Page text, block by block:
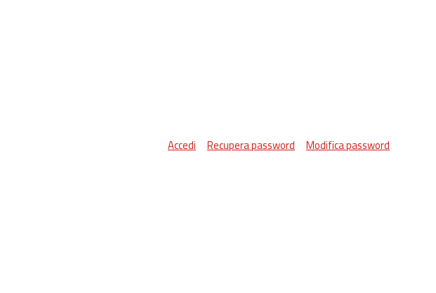
Accedi Recupera password Modifica password